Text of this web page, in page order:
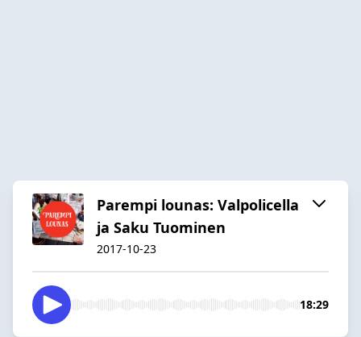
Parempi lounas: Valpolicella
ja Saku Tuominen
2017-10-23
18:29